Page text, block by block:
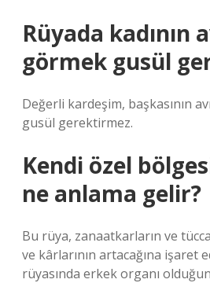
Rüyada kadının
görmek gusül
Değerli kardeşim, başkasının
gusül gerektirmez.
Kendi özel
ne anlama gelir?
Bu rüya, zanaatkarların ve
ve kârlarının artacağına işaret
rüyasında erkek organı